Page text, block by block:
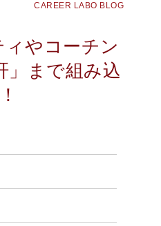
CAREER LABO BLOG
やコーチン
」まで組み込